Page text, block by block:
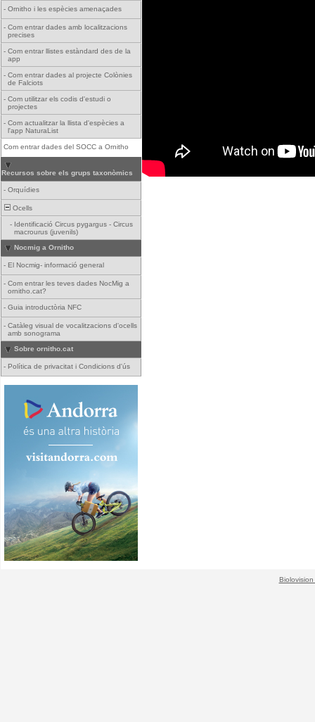
- Ornitho i les espècies amenaçades
- Com entrar dades amb localitzacions
precises
- Com entrar llistes estàndard des de la
app
- Com entrar dades al projecte Colònies
de Falciots
- Com utilitzar els codis d'estudi o
projectes
- Com actualitzar la llista d'espècies a
l'app NaturaList
Com entrar dades del SOCC a Ornitho
Recursos sobre els grups taxonòmics
- Orquídies
Ocells
- Identificació Circus pygargus - Circus
macrourus (juvenils)
Nocmig a Ornitho
- El Nocmig- informació general
- Com entrar les teves dades NocMig a
ornitho.cat?
- Guia introductòria NFC
- Catàleg visual de vocalitzacions d'ocells
amb sonograma
Sobre ornitho.cat
- Política de privacitat i Condicions d'ús
Biolovision